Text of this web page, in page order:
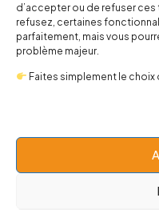
d’accepter ou de refuser
refusez, certaines
parfaitement, mais vous
problème majeur.
Faites simplement le choix
Follow us